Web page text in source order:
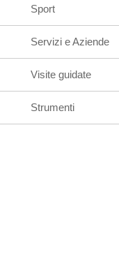
Sport
Servizi e Aziende
Visite guidate
Strumenti